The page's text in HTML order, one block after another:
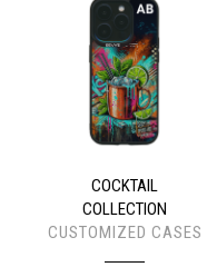
COCKTAIL
COLLECTION
CUSTOMIZED CASES